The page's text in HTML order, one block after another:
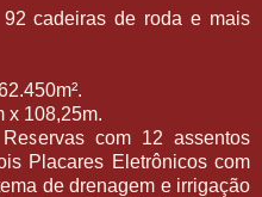
92 cadeiras de roda e mais
x 108,25m.
com 12 assentos
Placares Eletrônicos com
de drenagem e irrigação